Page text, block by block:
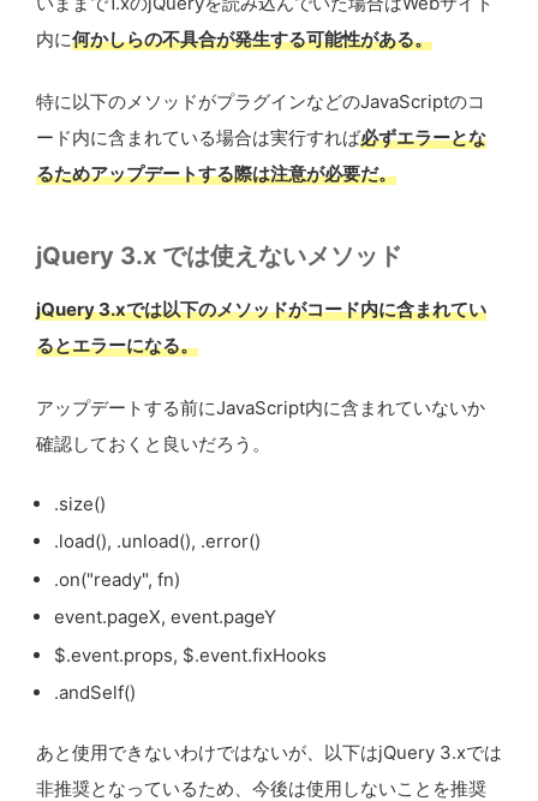
内に何かしらの不具合が発生する可能性がある。
特に以下のメソッドがプラグインなどのJavaScriptのコ
ード内に含まれている場合は実行すれば必ずエラーとな
るためアップデートする際は注意が必要だ。
jQuery 3.x では使えないメソッド
jQuery 3.xでは以下のメソッドがコード内に含まれてい
るとエラーになる。
アップデートする前にJavaScript内に含まれていないか
確認しておくと良いだろう。
.size()
.load(), .unload(), .error()
.on("ready", fn)
event.pageX, event.pageY
$.event.props, $.event.fixHooks
.andSelf()
あと使用できないわけではないが、以下はjQuery 3.xでは
非推奨となっているため、今後は使用しないことを推奨